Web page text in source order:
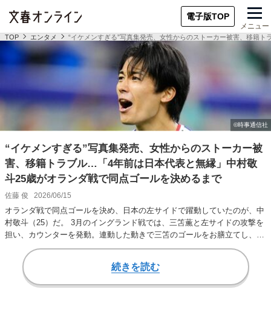
電子版TOP
メニュー
TOP エンタメ “イケメンすぎる”写真集発売、女性からのストーカー被害、移籍
“イケメンすぎる”写真集発売、女性からのストーカー被
害、移籍トラブル…「4年前は日本代表と無縁」中村敬
斗25歳がオランダ戦で同点ゴールを決めるまで
佐藤 俊 2026/06/15
オランダ戦で同点ゴールを決め、日本の左サイドで躍動していたのが、中
村敬斗（25）だ。 3月のイングランド戦では、三笘薫と左サイドの攻撃を
担い、カウンターを発動。連動した動きで三笘のゴールをお膳立てし、勝
利に貢献した…
続きを読む